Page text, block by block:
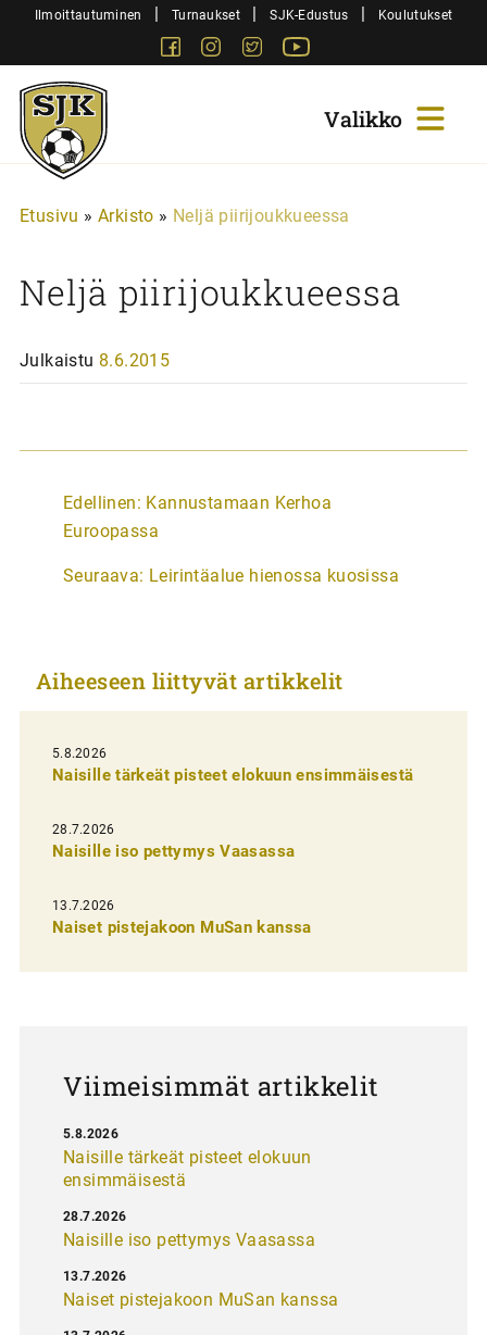
SiirryIlmoittautuminen | Turnaukset | SJK-Edustus | Koulutukset
FacebookInstagram
Twitter
Sjk-
Juniorit
Etusivu » Arkisto » Neljä piirijoukkueessa
Neljä piirijoukkueessa
Julkaistu 8.6.2015
A
r
i
e
i
e
n
s
e
l
Edellinen: Kannustamaan Kerhoa
Euroopassa
Seuraava: Leirintäalue hienossa kuosissa
Aiheeseen liittyvät artikkelit
5.8.2026
Naisille tärkeät pisteet elokuun ensimmäisestä
28.7.2026
Naisille iso pettymys Vaasassa
13.7.2026
Naiset pistejakoon MuSan kanssa
Viimeisimmät artikkelit
Naisille tärkeät pisteet elokuun
ensimmäisestä
5.8.2026
Naisille iso pettymys Vaasassa
28.7.2026
Naiset pistejakoon MuSan kanssa
13.7.2026